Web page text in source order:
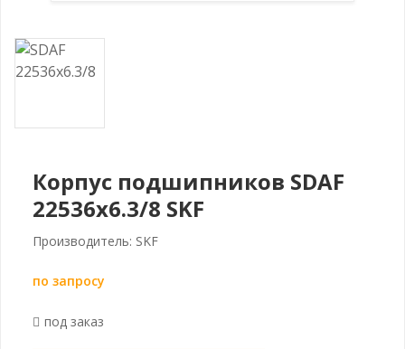
Корпус подшипников SDAF
22536x6.3/8 SKF
Производитель: SKF
по запросу
под заказ